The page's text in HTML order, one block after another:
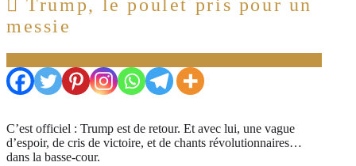
Trump, le poulet pris pour un
messie
C’est officiel : Trump est de retour. Et avec lui, une vague
d’espoir, de cris de victoire, et de chants révolutionnaires…
dans la basse-cour.